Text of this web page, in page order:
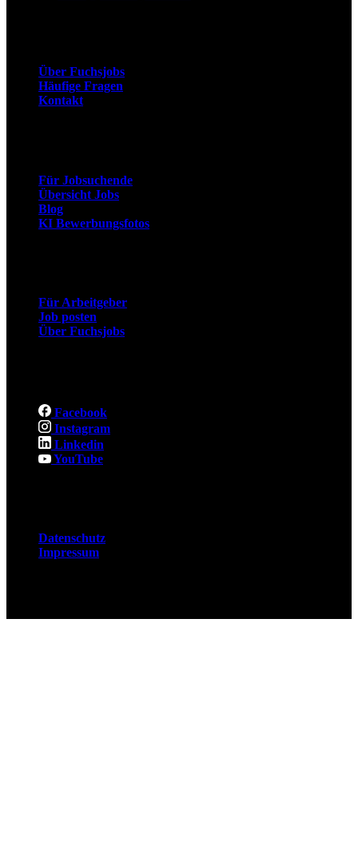
Über Fuchsjobs
Häufige Fragen
Kontakt
Für Jobsuchende
Übersicht Jobs
Blog
KI Bewerbungsfotos
Für Arbeitgeber
Job posten
Über Fuchsjobs
Facebook
Instagram
Linkedin
YouTube
Datenschutz
Impressum